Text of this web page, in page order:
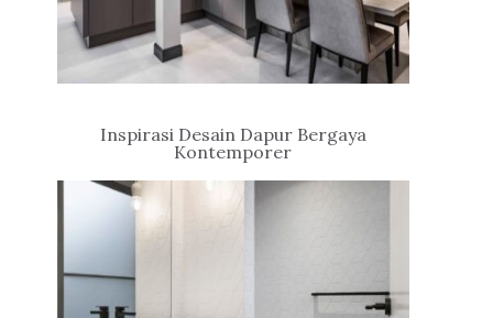
Inspirasi Desain Dapur Bergaya
Kontemporer